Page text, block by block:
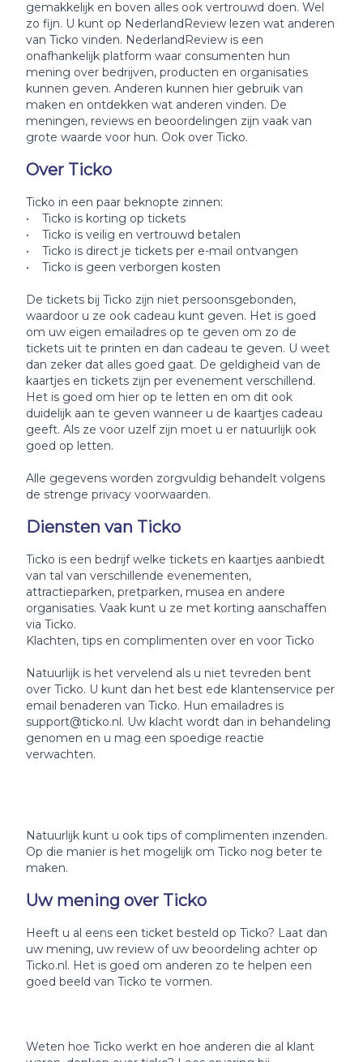
gemakkelijk en boven alles ook vertrouwd doen. Wel
zo fijn. U kunt op NederlandReview lezen wat anderen
van Ticko vinden. NederlandReview is een
onafhankelijk platform waar consumenten hun
mening over bedrijven, producten en organisaties
kunnen geven. Anderen kunnen hier gebruik van
maken en ontdekken wat anderen vinden. De
meningen, reviews en beoordelingen zijn vaak van
grote waarde voor hun. Ook over Ticko.
Over Ticko
Ticko in een paar beknopte zinnen:
• Ticko is korting op tickets
• Ticko is veilig en vertrouwd betalen
• Ticko is direct je tickets per e-mail ontvangen
• Ticko is geen verborgen kosten
De tickets bij Ticko zijn niet persoonsgebonden,
waardoor u ze ook cadeau kunt geven. Het is goed
om uw eigen emailadres op te geven om zo de
tickets uit te printen en dan cadeau te geven. U weet
dan zeker dat alles goed gaat. De geldigheid van de
kaartjes en tickets zijn per evenement verschillend.
Het is goed om hier op te letten en om dit ook
duidelijk aan te geven wanneer u de kaartjes cadeau
geeft. Als ze voor uzelf zijn moet u er natuurlijk ook
goed op letten.
Alle gegevens worden zorgvuldig behandelt volgens
de strenge privacy voorwaarden.
Diensten van Ticko
Ticko is een bedrijf welke tickets en kaartjes aanbiedt
van tal van verschillende evenementen,
attractieparken, pretparken, musea en andere
organisaties. Vaak kunt u ze met korting aanschaffen
via Ticko.
Klachten, tips en complimenten over en voor Ticko
Natuurlijk is het vervelend als u niet tevreden bent
over Ticko. U kunt dan het best ede klantenservice per
email benaderen van Ticko. Hun emailadres is
support@ticko.nl. Uw klacht wordt dan in behandeling
genomen en u mag een spoedige reactie
verwachten.
Natuurlijk kunt u ook tips of complimenten inzenden.
Op die manier is het mogelijk om Ticko nog beter te
maken.
Uw mening over Ticko
Heeft u al eens een ticket besteld op Ticko? Laat dan
uw mening, uw review of uw beoordeling achter op
Ticko.nl. Het is goed om anderen zo te helpen een
goed beeld van Ticko te vormen.
Weten hoe Ticko werkt en hoe anderen die al klant